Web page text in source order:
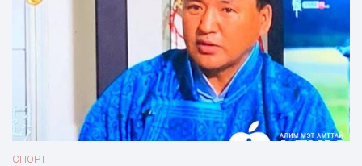
СПОРТ